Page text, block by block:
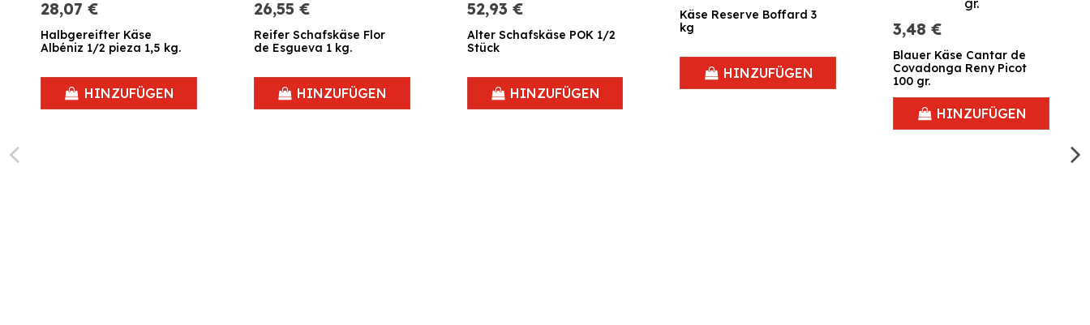
28,07 €
Halbgereifter Käse
Albéniz 1/2 pieza 1,5 kg.
HINZUFÜGEN
26,55 €
Reifer Schafskäse Flor
de Esgueva 1 kg.
HINZUFÜGEN
52,93 €
Alter Schafskäse POK 1/2
Stück
HINZUFÜGEN
Käse Reserve Boffard 3
kg
HINZUFÜGEN
3,48 €
Blauer Käse Cantar de
Covadonga Reny Picot
100 gr.
HINZUFÜGEN